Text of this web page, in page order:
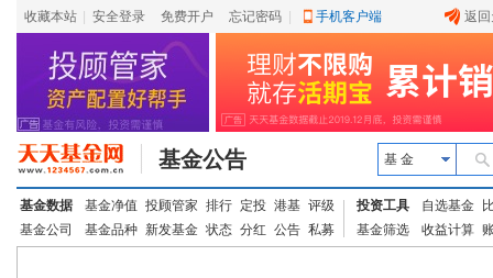
收藏本站 安全登录 免费开户 忘记密码 手机客户端 返
基金公告 基 金
基金数据 基金净值 投顾管家 排行 定投 港基 评级
基金公司
基金品种 新发基金 状态 分红 公告 私募
投资工具 自选基金
基金筛选
收益计算